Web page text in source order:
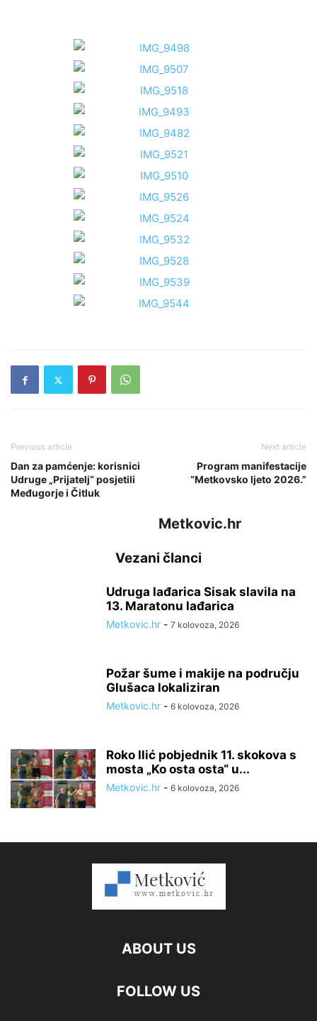
Previous article
Dan za pamćenje: korisnici
Udruge „Prijatelj“ posjetili
Međugorje i Čitluk
Next article
Program manifestacije
“Metkovsko ljeto 2026.”
Metkovic.hr
Vezani članci
Udruga lađarica Sisak slavila na
13. Maratonu lađarica
Metkovic.hr - 7 kolovoza, 2026
Požar šume i makije na području
Glušaca lokaliziran
Metkovic.hr - 6 kolovoza, 2026
Roko Ilić pobjednik 11. skokova s
mosta „Ko osta osta“ u...
Metkovic.hr - 6 kolovoza, 2026
ABOUT US
FOLLOW US